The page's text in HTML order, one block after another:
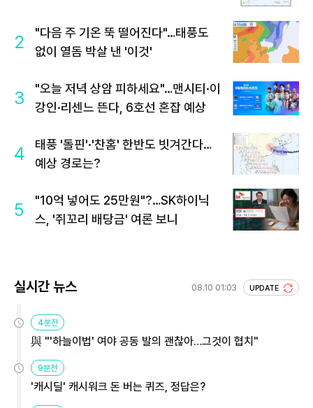
2
"다음 주 기온 뚝 떨어진다"…태풍도
없이 열돔 박살 낸 '이것'
3
"오늘 저녁 상암 피하세요"…맨시티·이
강인·리센느 뜬다, 6호선 혼잡 예상
4
태풍 '돌핀'·'찬홈' 한반도 빗겨간다…
예상 경로는?
5
"10억 넣어도 25만원"?…SK하이닉
스, '쥐꼬리 배당금' 여론 보니
실시간 뉴스 08.10 01:03 UPDATE
4분전
與 "'하늘이법' 여야 공동 발의 괜찮아…그것이 협치"
9분전
'캐시딜' 캐시워크 돈 버는 퀴즈, 정답은?